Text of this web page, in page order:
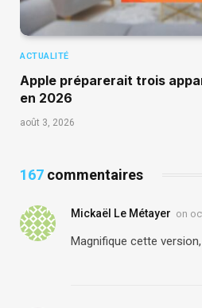
ACTUALITÉ
Apple préparerait trois
en 2026
août 3, 2026
167 commentaires
Mickaël Le Métayer on
Magnifique cette